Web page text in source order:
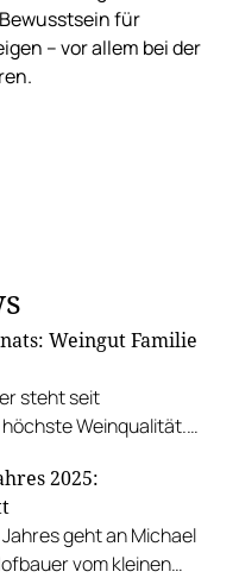
für
– vor allem bei der
Weingut Familie
steht seit
Weinqualität.
2025:
geht an Michael
vom kleinen